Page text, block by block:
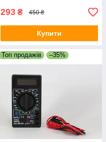
293 ₴ 450 ₴
Купити
Топ продажів –35%